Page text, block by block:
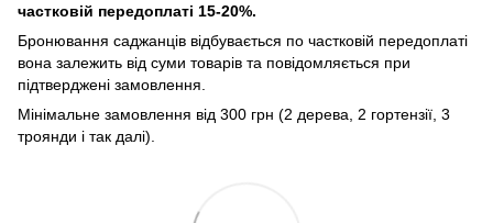
частковій передоплаті 15-20%.
Бронювання саджанців відбувається по частковій передоплаті
вона залежить від суми товарів та повідомляється при
підтверджені замовлення.
Мінімальне замовлення від 300 грн (2 дерева, 2 гортензії, 3
троянди і так далі).